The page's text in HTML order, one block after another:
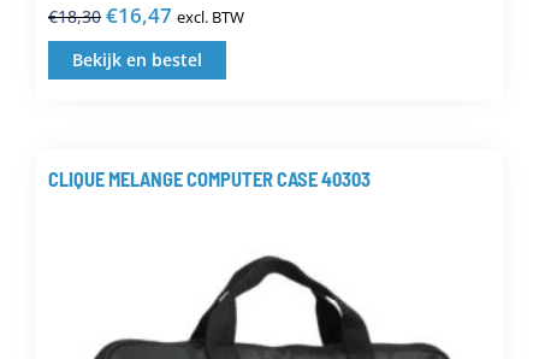
€18,30 Oorspronkelijke
prijs
was:
€16,47 Huidige
prijs
is:
excl. BTW
Bekijk en bestel
Dit
meerdere
Deze
optie
kan
CLIQUE MELANGE COMPUTER CASE 40303